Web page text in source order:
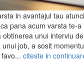
in avantajul tau
pana acum varsta te-a
obtinerea unui interviu de
job, a sosit
citeste in